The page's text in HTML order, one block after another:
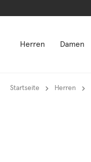
Herren Damen
Startseite Herren